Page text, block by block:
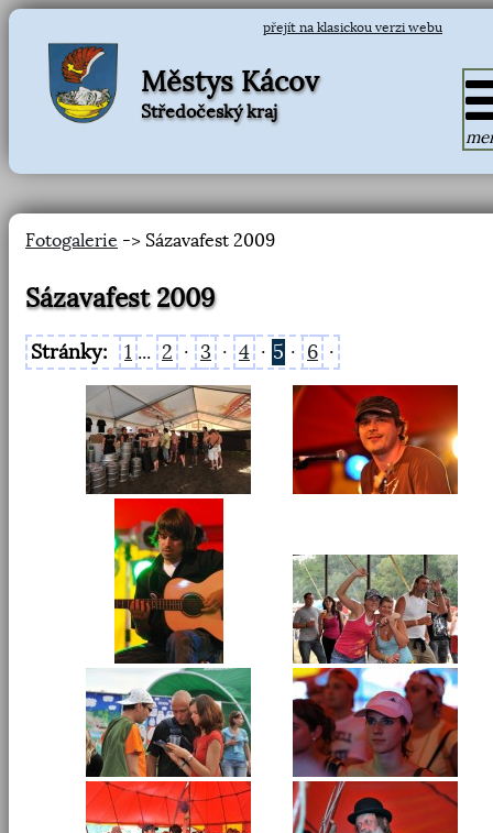
přejít na klasickou verzi webu
Městys Kácov
Středočeský kraj
Fotogalerie -> Sázavafest 2009
Sázavafest 2009
Stránky: 1 ... 2 · 3 · 4 · 5 · 6 ·